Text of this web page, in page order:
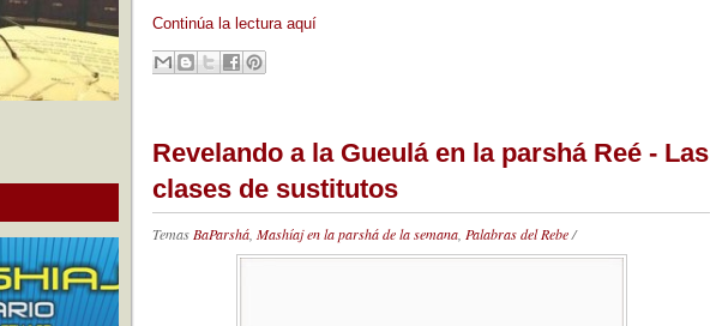
Continúa la lectura aquí
Revelando a la Gueulá en la parshá Reé - Las
clases de sustitutos
Temas BaParshá Mashíaj en la parshá de la semana Palabras del Rebe/